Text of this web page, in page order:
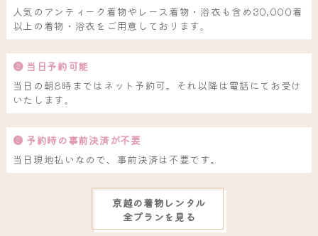
人気のアンティーク着物やレース着物・浴衣も含め30,000着
以上の着物・浴衣をご用意しております。
❷ 当日予約可能
当日の朝8時まではネット予約可。それ以降は電話にてお受け
いたします。
❸ 予約時の事前決済が不要
当日現地払いなので、事前決済は不要です。
京越の着物レンタル
全プランを見る